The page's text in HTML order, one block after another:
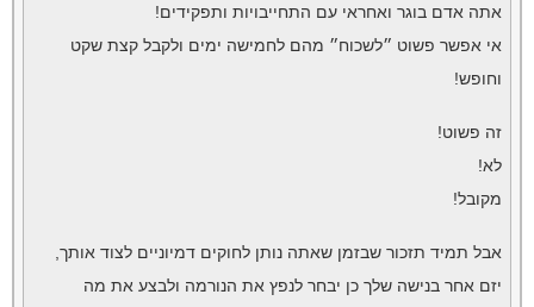
אתה אדם בוגר ואחראי עם התחייבויות ותפקידים!
אי אפשר פשוט ״לשכוח״ מהם לחמישה ימים ולקבל קצת שקט
וחופש!
זה פשוט!
לא!
מקובל!
אבל תמיד תזכור שבזמן שאתה נותן לחוקים דמיוניים לצוד אותך,
יזם אחר בנישה שלך כן יבחר לנפץ את הנורמה ולבצע את מה